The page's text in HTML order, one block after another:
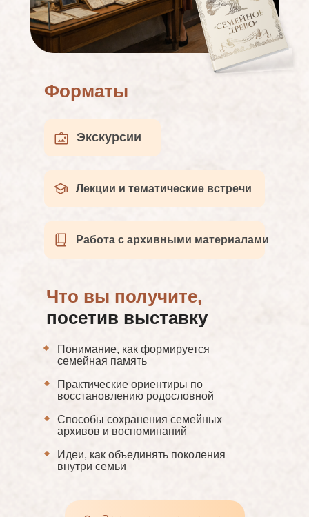
Форматы
Экскурсии
Лекции и тематические встречи
Работа с архивными материалами
Что вы получите,
посетив выставку
Понимание, как формируется
семейная память
Практические ориентиры по
восстановлению родословной
Способы сохранения семейных
архивов и воспоминаний
Идеи, как объединять поколения
внутри семьи